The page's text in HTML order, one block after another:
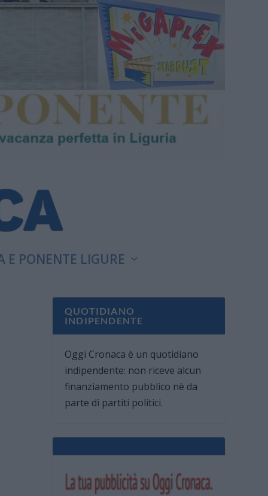
PONENTE LIGURE
QUOTIDIANO
INDIPENDENTE
Oggi Cronaca è un quotidiano
indipendente: non riceve alcun
finanziamento pubblico nè da
parte di partiti politici.